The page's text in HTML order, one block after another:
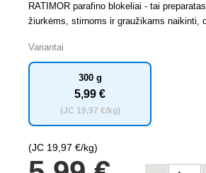
RATIMOR parafino blokeliai - tai
žiurkėms, stirnoms ir graužikams naikinti,
Variantai
300 g
5,99 €
(JC 19,97 €/kg)
(JC 19,97 €/kg)